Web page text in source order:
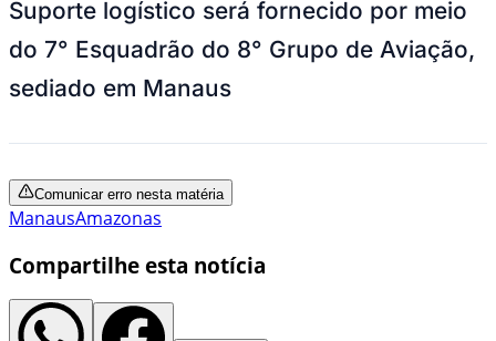
Suporte logístico será fornecido por meio
do 7° Esquadrão do 8° Grupo de Aviação,
sediado em Manaus
Comunicar erro nesta matéria
ManausAmazonas
Compartilhe esta notícia